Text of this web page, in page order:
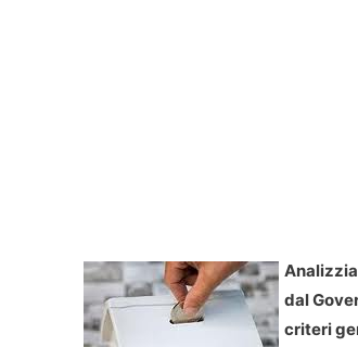
dal
criteri